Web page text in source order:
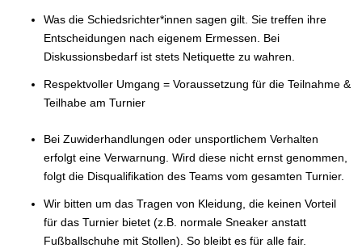
Was die Schiedsrichter*innen sagen gilt. Sie treffen ihre
Entscheidungen nach eigenem Ermessen. Bei
Diskussionsbedarf ist stets Netiquette zu wahren.
Respektvoller Umgang = Voraussetzung für die Teilnahme &
Teilhabe am Turnier
Bei Zuwiderhandlungen oder unsportlichem Verhalten
erfolgt eine Verwarnung. Wird diese nicht ernst genommen,
folgt die Disqualifikation des Teams vom gesamten Turnier.
Wir bitten um das Tragen von Kleidung, die keinen Vorteil
für das Turnier bietet (z.B. normale Sneaker anstatt
Fußballschuhe mit Stollen). So bleibt es für alle fair.